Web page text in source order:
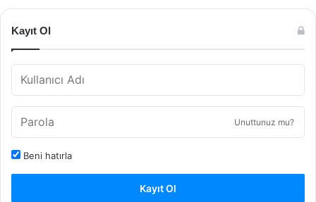
Kayıt Ol
Unuttunuz mu?
Beni hatırla
Kayıt Ol